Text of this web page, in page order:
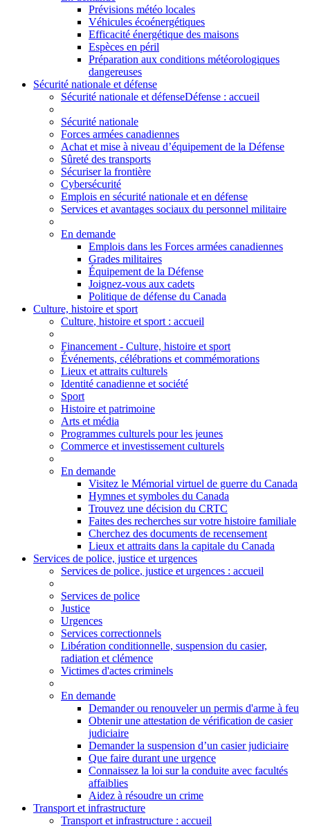
Prévisions météo locales
Véhicules écoénergétiques
Efficacité énergétique des maisons
Espèces en péril
Préparation aux conditions météorologiques
dangereuses
Sécurité nationale et défense
Sécurité nationale et défenseDéfense : accueil
Sécurité nationale
Forces armées canadiennes
Achat et mise à niveau d’équipement de la Défense
Sûreté des transports
Sécuriser la frontière
Cybersécurité
Emplois en sécurité nationale et en défense
Services et avantages sociaux du personnel militaire
En demande
Emplois dans les Forces armées canadiennes
Grades militaires
Équipement de la Défense
Joignez-vous aux cadets
Politique de défense du Canada
Culture, histoire et sport
Culture, histoire et sport : accueil
Financement - Culture, histoire et sport
Événements, célébrations et commémorations
Lieux et attraits culturels
Identité canadienne et société
Sport
Histoire et patrimoine
Arts et média
Programmes culturels pour les jeunes
Commerce et investissement culturels
En demande
Visitez le Mémorial virtuel de guerre du Canada
Hymnes et symboles du Canada
Trouvez une décision du CRTC
Faites des recherches sur votre histoire familiale
Cherchez des documents de recensement
Lieux et attraits dans la capitale du Canada
Services de police, justice et urgences
Services de police, justice et urgences : accueil
Services de police
Justice
Urgences
Services correctionnels
Libération conditionnelle, suspension du casier,
radiation et clémence
Victimes d'actes criminels
En demande
Demander ou renouveler un permis d'arme à feu
Obtenir une attestation de vérification de casier
judiciaire
Demander la suspension d’un casier judiciaire
Que faire durant une urgence
Connaissez la loi sur la conduite avec facultés
affaiblies
Aidez à résoudre un crime
Transport et infrastructure
Transport et infrastructure : accueil